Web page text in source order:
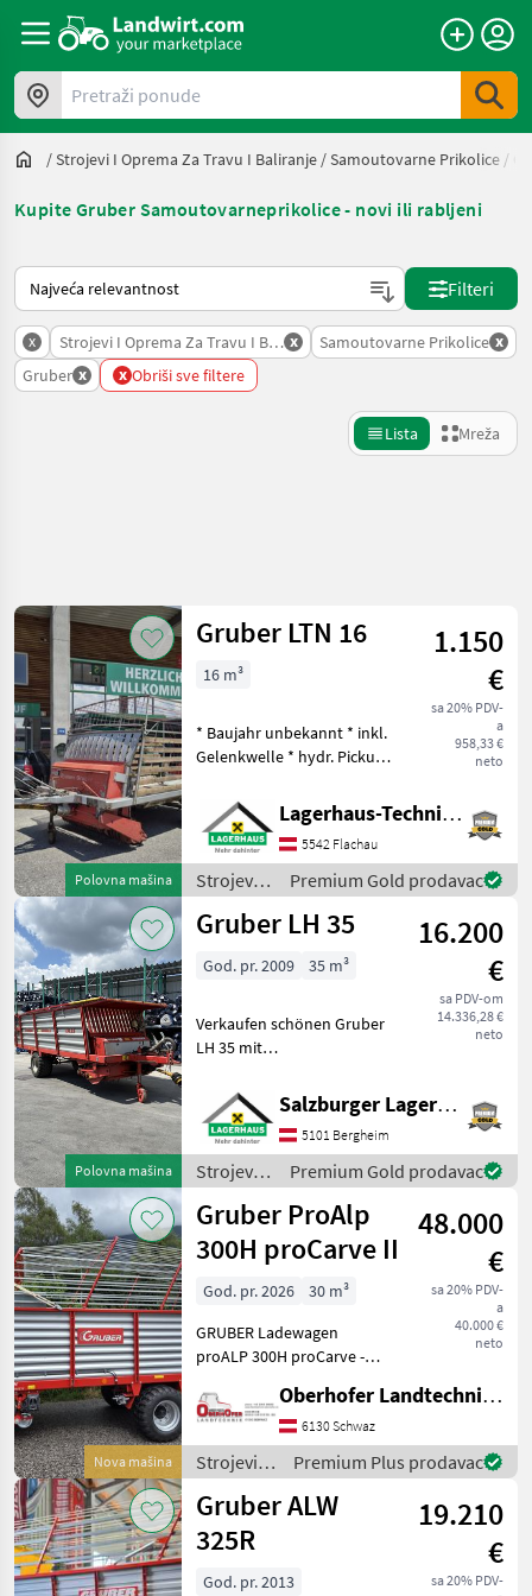
Pretraži ponude
/Strojevi I Oprema Za Travu I Baliranje /Samoutovarne Prikolice /
Kupite Gruber Samoutovarneprikolice - novi ili rabljeni
Način na koji sortira Landwirt.com
Filteri
x Strojevi I Oprema Za Travu I Baliranje
x Samoutovarne Prikolice x
Gruber x x Obriši sve filtere
Lista Mreža
Kategorija 4 Država Filteri
TRENUTNA
PUTANJA
Poljoprivredna
tehnika
Strojevi I
Oprema
Za Travu I
Baliranje
Samoutovarne
Prikolice
Gruber
IZABERITE
KATEGORIJU
Gruber
Pöttinger
Krone
Mengele
Strautmann
Claas
Prikaži
sve
(35)
MODEL
LT
19
Resetuj
Prikaži
51
rezultata
Polovna mašina
Gruber LTN 16
1.150
€
sa 20% PDV-
a
958,33 €
neto
16 m³
* Baujahr unbekannt * inkl.
Gelenkwelle * hydr. Pickup
per Mail Ihren Besuch
bekanntzugeben, um
ausreichend Zeit für die
Beratung un
Lagerhaus-Technik Flachau
5542 Flachau
Strojevi i
oprema
za travu i
/ Gruber
Premium Gold prodavac
Polovna mašina
Gruber LH 35
16.200
€
sa PDV-om
14.336,28 €
neto
God. pr. 2009 35 m³
Verkaufen schönen Gruber
LH 35 mit
Breitreifen, hydr.
Kratzboden, hydr.
Heckklappe,
Zentralschmierung, usw.
Guter Zustand Wir bitten
tel
Salzburger Lagerhaus-Technik
5101 Bergheim
Strojevi i
oprema
za travu i
baliranje
/ Gruber
Premium Gold prodavac
Nova mašina
Gruber ProAlp
300H proCarve II
48.000
€
sa 20% PDV-
a
40.000 €
neto
God. pr. 2026
30 m³
GRUBER Ladewagen
proALP 300H proCarve -
Lichtanlage - Weitwinkel-
Gelenkwelle "Bondioli" mit
Nockenschaltkupplung
1200 Nm Single Chain
Oberhofer Landtechnik GmbH
6130 Schwaz
Strojevi i
oprema
za travu i
baliranje /
Gruber
Premium Plus prodavac
Gruber ALW
325R
19.210
€
sa 20% PDV-
God. pr. 2013